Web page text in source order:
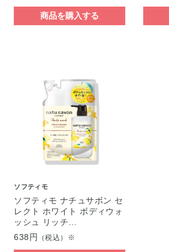
商品を購入する
ソフティモ
ソフティモ ナチュサボン セ
レクト ホワイト ボディウォ
ッシュ リッチ…
638円
（税込）※